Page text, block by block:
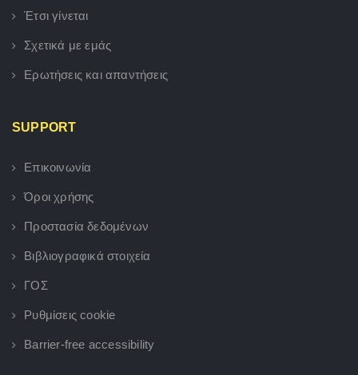
Έτσι γίνεται
Σχετικά με εμάς
Ερωτήσεις και απαντήσεις
SUPPORT
Επικοινωνία
Όροι χρήσης
Προστασία δεδομένων
Βιβλιογραφικά στοιχεία
ΓΟΣ
Ρυθμίσεις cookie
Barrier-free accessibility